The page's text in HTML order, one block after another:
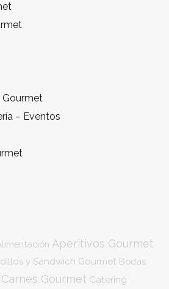
Gourmet
– Eventos
Aperitivos Gourmet
y Sándwich Gourmet Bodas
Carnes Gourmet Catering